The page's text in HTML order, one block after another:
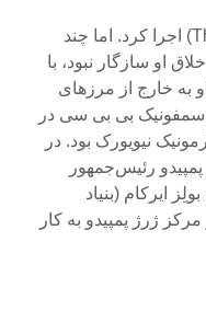
در ۱۹۵۴، بولِز مدرن ترین کنسرت ها را در تالار مارینی (Théâtre Marigny) اجرا کرد. اما چند
او سازگار نبود، با
به خارج از مرزهای
رهبر دائمی ارکستر سمفونیک بی بی سی در
هنری ارکستر فیلارمونیک نیویورک بود. در
مختصّ موسیقی معاصر تأسیس کرد. در سال ۱۹۷۰ ژرژ پمپیدو رئیس‌جمهور
ایرکام (بنیاد
ژرژ پمپیدو به کار